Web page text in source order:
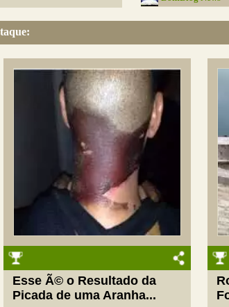
Esse Ã© o Resultado da
Picada de uma Aranha...